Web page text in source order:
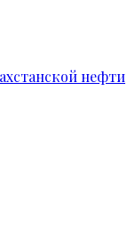
нефти